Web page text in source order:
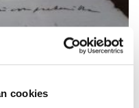
cookies